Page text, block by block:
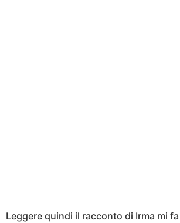
Leggere quindi il racconto di Irma mi